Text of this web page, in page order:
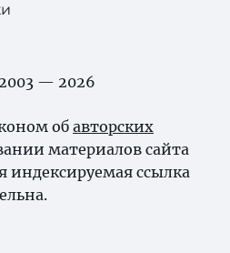
— 2026
об авторских
материалов сайта
индексируемая ссылка